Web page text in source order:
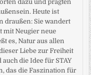
dazu und prägten
Heute ist
draußen: Sie wandert
mit Neugier neue
es, Natur aus allen
Liebe zur Freiheit
die Idee für STAY
das die Faszination für